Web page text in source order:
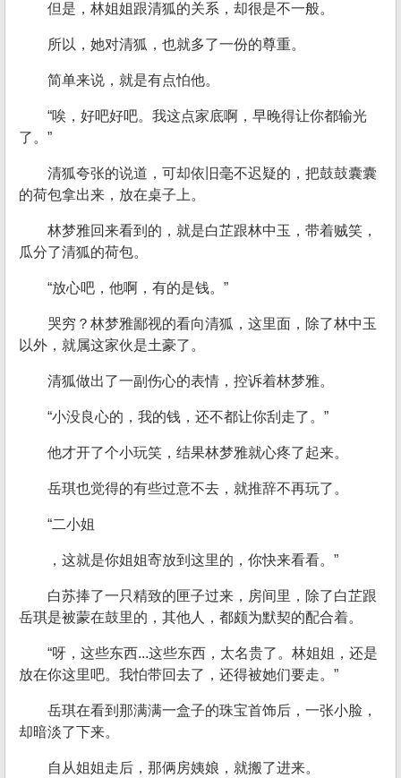
但是，林姐姐跟清狐的关系，却很是不一般。
所以，她对清狐，也就多了一份的尊重。
简单来说，就是有点怕他。
“唉，好吧好吧。我这点家底啊，早晚得让你都输光
了。”
清狐夸张的说道，可却依旧毫不迟疑的，把鼓鼓囊囊
的荷包拿出来，放在桌子上。
林梦雅回来看到的，就是白芷跟林中玉，带着贼笑，
瓜分了清狐的荷包。
“放心吧，他啊，有的是钱。”
哭穷？林梦雅鄙视的看向清狐，这里面，除了林中玉
以外，就属这家伙是土豪了。
清狐做出了一副伤心的表情，控诉着林梦雅。
“小没良心的，我的钱，还不都让你刮走了。”
他才开了个小玩笑，结果林梦雅就心疼了起来。
岳琪也觉得的有些过意不去，就推辞不再玩了。
“二小姐
，这就是你姐姐寄放到这里的，你快来看看。”
白苏捧了一只精致的匣子过来，房间里，除了白芷跟
岳琪是被蒙在鼓里的，其他人，都颇为默契的配合着。
“呀，这些东西...这些东西，太名贵了。林姐姐，还是
放在你这里吧。我怕带回去了，还得被她们要走。”
岳琪在看到那满满一盒子的珠宝首饰后，一张小脸，
却暗淡了下来。
自从姐姐走后，那俩房姨娘，就搬了进来。